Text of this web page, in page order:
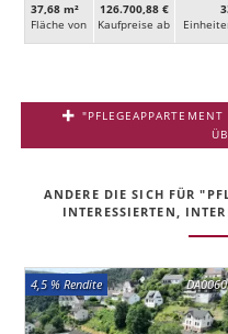
37,68 m²
Fläche von
126.700,88 €
Kaufpreise ab
ANDERE DIE SICH FÜR
INTERESSIERTEN,
4,5 % Rendite